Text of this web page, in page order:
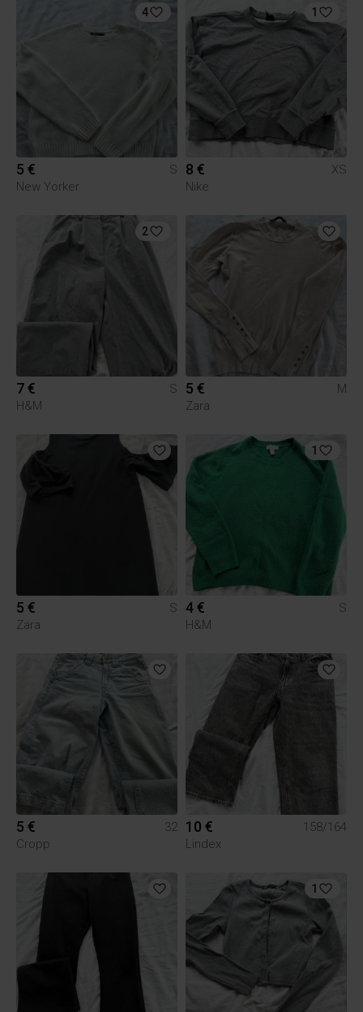
4
5 €
S
New Yorker
1
8 €
XS
Nike
2
7 €
S
H&M
5 €
M
Zara
5 €
S
Zara
1
4 €
S
H&M
5 €
32
Cropp
10 €
158/164
Lindex
1